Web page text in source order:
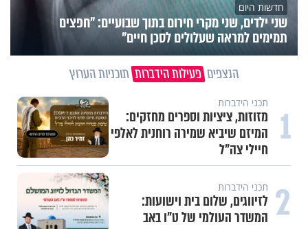
חדשות היום
שני ילדים, שני מקרי חירום בתוך שבועיים: "חפצים
תמימים למראה שעלולים לסכן חיים"
הנצפים פעילות הידברות תוכניות הערוץ
1 תכני הידברות
מזוזות, ציציות וספרים מחזקים:
המיזם שיביא שמירה רוחנית לאלפי
חיילי צה"ל
2 תכני הידברות
לזיווגים, שלום בית וישועות:
המשדר העולמי של ט"ו באב